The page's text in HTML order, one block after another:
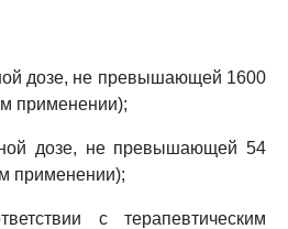
дозе, не превышающей 1600
применении);
дозе, не превышающей 54
применении);
с терапевтическим